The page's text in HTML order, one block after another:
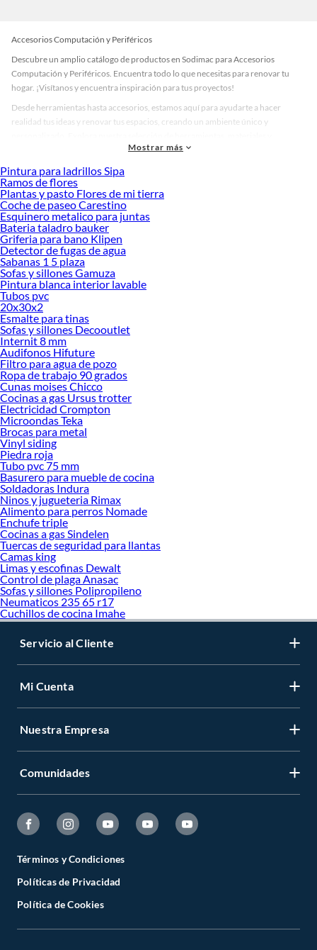
Accesorios Computación y Periféricos
Descubre un amplio catálogo de productos en Sodimac para Accesorios
Computación y Periféricos. Encuentra todo lo que necesitas para renovar tu
hogar. ¡Visítanos y encuentra inspiración para tus proyectos!
Desde herramientas hasta accesorios, estamos aquí para ayudarte a hacer
realidad tus ideas y renovar tus espacios, creando un ambiente único y
accesorios de calidad que te ayudarán a crear un espacio más tú.
Desde remodelaciones hasta proyectos de decoración, estamos aquí para hacer
tus ideas realidad. ¡Visítanos y encuentra todo lo que tenemos para ofrecerte en
Accesorios Computación y Periféricos!
Explora la variedad de productos de Accesorios Computación y
Periféricos en Sodimac
Herramientas, materiales y accesorios de calidad para tus proyectos y
renovación de espacios. ¡Visítanos y descubre todo lo que tenemos para
ofrecerte!
Encuentra una amplia variedad de productos de Accesorios Computación y
Periféricos en Sodimac. Encuentra todo lo necesario para tus proyectos de
renovación y decoración. ¡Visítanos y haz tus ideas realidad!
Mostrar más
Pintura para ladrillos Sipa
Ramos de flores
Plantas y pasto Flores de mi tierra
Coche de paseo Carestino
Esquinero metalico para juntas
Bateria taladro bauker
Griferia para bano Klipen
Detector de fugas de agua
Sabanas 1 5 plaza
Sofas y sillones Gamuza
Pintura blanca interior lavable
Tubos pvc
20x30x2
Esmalte para tinas
Sofas y sillones Decooutlet
Internit 8 mm
Audifonos Hifuture
Filtro para agua de pozo
Ropa de trabajo 90 grados
Cunas moises Chicco
Cocinas a gas Ursus trotter
Electricidad Crompton
Microondas Teka
Brocas para metal
Vinyl siding
Piedra roja
Tubo pvc 75 mm
Basurero para mueble de cocina
Soldadoras Indura
Ninos y jugueteria Rimax
Alimento para perros Nomade
Enchufe triple
Cocinas a gas Sindelen
Tuercas de seguridad para llantas
Camas king
Limas y escofinas Dewalt
Control de plaga Anasac
Sofas y sillones Polipropileno
Neumaticos 235 65 r17
Cuchillos de cocina Imahe
Servicio al Cliente
Mi Cuenta
Nuestra Empresa
Comunidades
Términos y Condiciones
Políticas de Privacidad
Política de Cookies